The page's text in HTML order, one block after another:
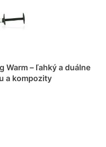
Warm – ľahký a duálne
a kompozity